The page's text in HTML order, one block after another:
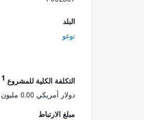
البلد
توغو
التكلفة الكلية للمشروع 1
دولار أمريكي 0.00 مليون
مبلغ الارتباط